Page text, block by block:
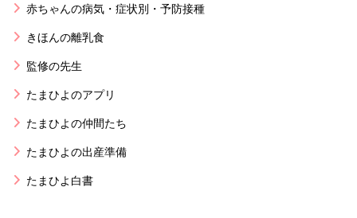
赤ちゃんの病気・症状別・予防接種
きほんの離乳食
監修の先生
たまひよのアプリ
たまひよの仲間たち
たまひよの出産準備
たまひよ白書